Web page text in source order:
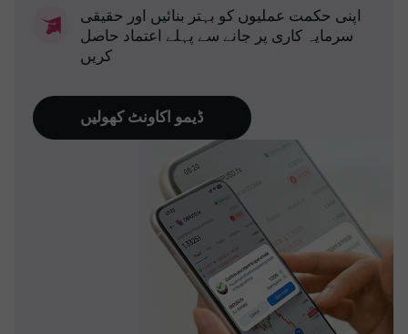
اپنی حکمت عملیوں کو بہتر بنائیں اور حقیقی
سرمایہ کاری پر جانے سے پہلے اعتماد حاصل
کریں
ڈیمو اکاونٹ کھولیں